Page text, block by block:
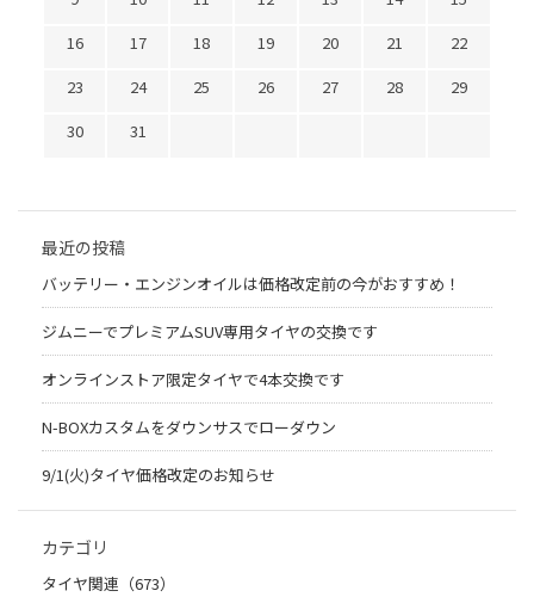
16
17 18 19 20 21
22
23
24 25 26 27 28
29
30
31
最近の投稿
バッテリー・エンジンオイルは価格改定前の今がおすすめ！
ジムニーでプレミアムSUV専用タイヤの交換です
オンラインストア限定タイヤで4本交換です
N-BOXカスタムをダウンサスでローダウン
9/1(火)タイヤ価格改定のお知らせ
カテゴリ
タイヤ関連（673）